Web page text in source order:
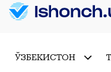
ЎЗБЕКИСТОН